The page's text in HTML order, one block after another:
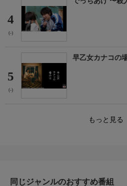
4
(-)
5
(-)
早乙女カナコの
もっと見
同じジャンルのおすすめ番組